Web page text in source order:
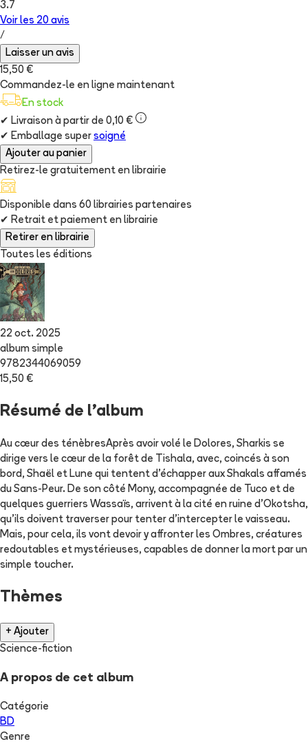
3.7
Voir les 20 avis
/
Laisser un avis
15,50 €
Commandez-le en ligne maintenant
En stock
✔ Livraison à partir de 0,10 €
✔ Emballage super soigné
Ajouter au panier
Retirez-le gratuitement en librairie
Disponible dans 60 librairies partenaires
✔ Retrait et paiement en librairie
Retirer en librairie
Toutes les éditions
22 oct. 2025
album simple
9782344069059
15,50 €
Résumé de l'album
Au cœur des ténèbresAprès avoir volé le Dolores, Sharkis se
dirige vers le cœur de la forêt de Tishala, avec, coincés à son
bord, Shaël et Lune qui tentent d’échapper aux Shakals affamés
du Sans-Peur. De son côté Mony, accompagnée de Tuco et de
quelques guerriers Wassaïs, arrivent à la cité en ruine d’Okotsha,
qu’ils doivent traverser pour tenter d’intercepter le vaisseau.
Mais, pour cela, ils vont devoir y affronter les Ombres, créatures
redoutables et mystérieuses, capables de donner la mort par un
simple toucher.
Thèmes
+ Ajouter
Science-fiction
A propos de cet album
Catégorie
BD
Genre